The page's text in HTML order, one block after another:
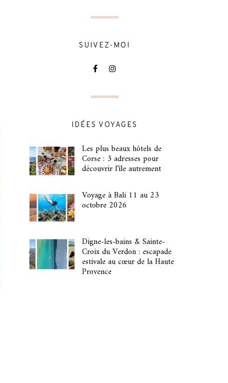
SUIVEZ-MOI
IDÉES VOYAGES
Les plus beaux hôtels de
Corse : 3 adresses pour
découvrir l’île autrement
Voyage à Bali 11 au 23
octobre 2026
Digne-les-bains & Sainte-
Croix du Verdon : escapade
estivale au cœur de la Haute
Provence